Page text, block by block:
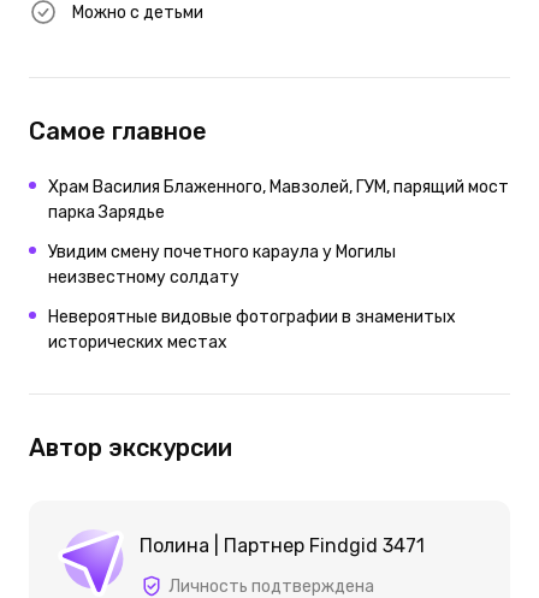
Можно с детьми
Самое главное
Храм Василия Блаженного, Мавзолей, ГУМ, парящий мост
парка Зарядье
Увидим смену почетного караула у Могилы
неизвестному солдату
Невероятные видовые фотографии в знаменитых
исторических местах
Автор экскурсии
Полина | Партнер Findgid 3471
Личность подтверждена